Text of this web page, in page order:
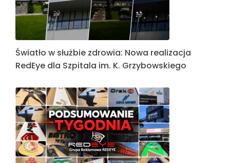
Światło w służbie zdrowia: Nowa realizacja
RedEye dla Szpitala im. K. Grzybowskiego